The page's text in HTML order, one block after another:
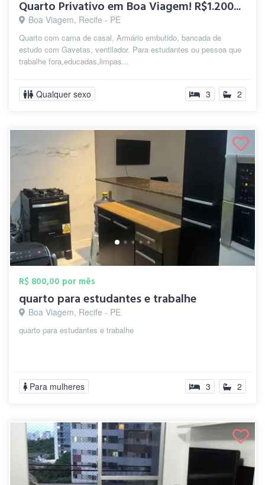
Quarto Privativo em Boa Viagem! R$1.200...
Boa Viagem, Recife - PE
Quarto com cama de casal, Armário embutido, bancada de
estudo com Gavetas, ventilador. Para estudantes ou pessoa que
trabalhe fora,educadas,limpas...
Qualquer sexo 3 2
R$ 800,00 por mês
quarto para estudantes e trabalhe
Boa Viagem, Recife - PE
quarto para estudantes e trabalhe
Para mulheres 3 2